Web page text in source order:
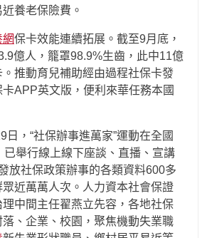
養老保險費。
保卡效能連續拓展。截至9月底，
億人，籠罩98.9%生齒，此中11億
推動育兒補助經由過程社保卡發
APP英文版，便利來華任務本國
日，“社保辦事進萬家”運動在全國
已舉行線上線下座談、直播、宣講
放社保政策辦事的各類資料600多
近萬萬人次。人力資本社會保證
中間主任翟燕立先容，各地社保
、企業、校園，聚焦機動失業職